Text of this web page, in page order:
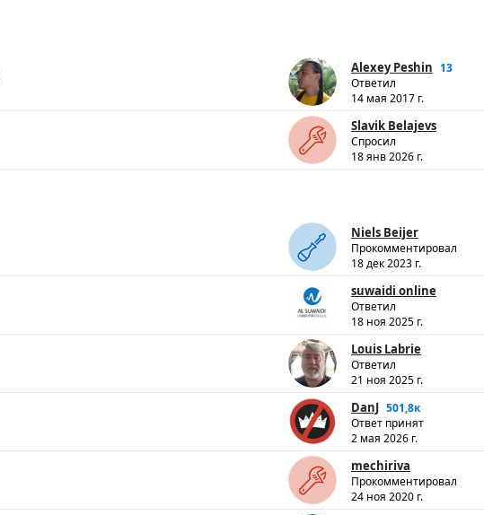
Alexey Peshin 13
Ответил
14 мая 2017 г.
Slavik Belajevs
Спросил
18 янв 2026 г.
Niels Beijer
Прокомментировал
18 дек 2023 г.
suwaidi online
Ответил
18 ноя 2025 г.
Louis Labrie
Ответил
21 ноя 2025 г.
DanJ 501,8к
Ответ принят
2 мая 2026 г.
mechiriva
Прокомментировал
24 ноя 2020 г.